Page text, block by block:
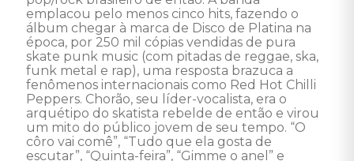
emplacou pelo menos cinco hits, fazendo o
álbum chegar à marca de Disco de Platina na
época, por 250 mil cópias vendidas de pura
skate punk music (com pitadas de reggae, ska,
funk metal e rap), uma resposta brazuca a
fenômenos internacionais como Red Hot Chilli
Peppers. Chorão, seu líder-vocalista, era o
arquétipo do skatista rebelde de então e virou
um mito do público jovem de seu tempo. “O
côro vai comê”, “Tudo que ela gosta de
escutar”, “Quinta-feira”, “Gimme o anel” e